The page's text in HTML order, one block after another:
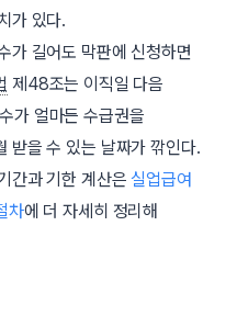
가 있다.
가 길어도 막판에 신청하면
제48조는 이직일 다음
가 얼마든 수급권을
받을 수 있는 날짜가 깎인다.
간과 기한 계산은실업급여
차에 더 자세히 정리해